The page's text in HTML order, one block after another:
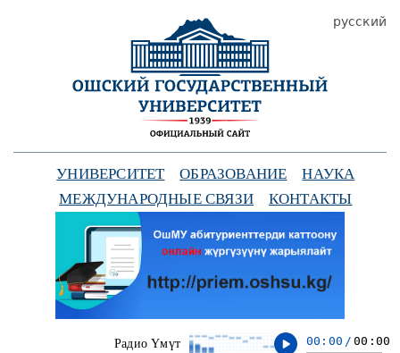
УНИВЕРСИТЕТ ОБРАЗОВАНИЕ
НАУКА
МЕЖДУНАРОДНЫЕ СВЯЗИ
КОНТАКТЫ
Радио Үмүт 00:00 / 00:00
русский